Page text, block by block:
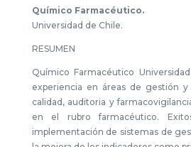
Químico Farmacéutico.
Universidad de Chile.
RESUMEN
Químico Farmacéutico
experiencia en áreas de gestión
calidad, auditoria y
en el rubro farmacéutico.
implementación de sistemas de